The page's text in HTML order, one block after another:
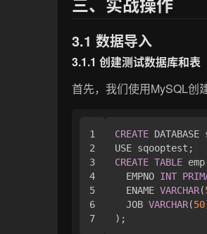
3.1 数据导入
3.1.1 创建测试数据库和表
首先，我们使用MySQL创
1
2
3
4
5
6
CREATE
CREATE TABLE
  EMPNO
INT
  ENAME
VARCHAR(
  JOB
VARCHAR(50